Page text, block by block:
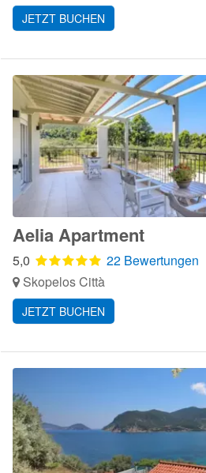
JETZT BUCHEN
Aelia Apartment
5,0
22 Bewertungen
Skopelos Città
JETZT BUCHEN